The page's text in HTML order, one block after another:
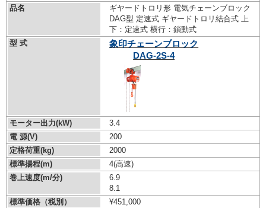
品名
ギヤードトロリ形 電気チェーンブロック
DAG型 定速式 ギヤードトロリ結合式 上
下：定速式 横行：鎖動式
型 式
象印チェーンブロック
DAG-2S-4
モーター出力(kW)
3.4
電 源(V)
200
定格荷重(kg)
2000
標準揚程(m)
4(高速)
巻上速度(m/分)
6.9
8.1
標準価格（税別）
¥451,000